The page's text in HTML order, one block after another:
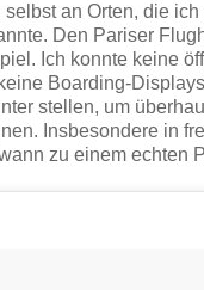
an Orten, die
Den Pariser
Ich konnte keine
Boarding-
stellen, um
Insbesondere in
zu einem echten